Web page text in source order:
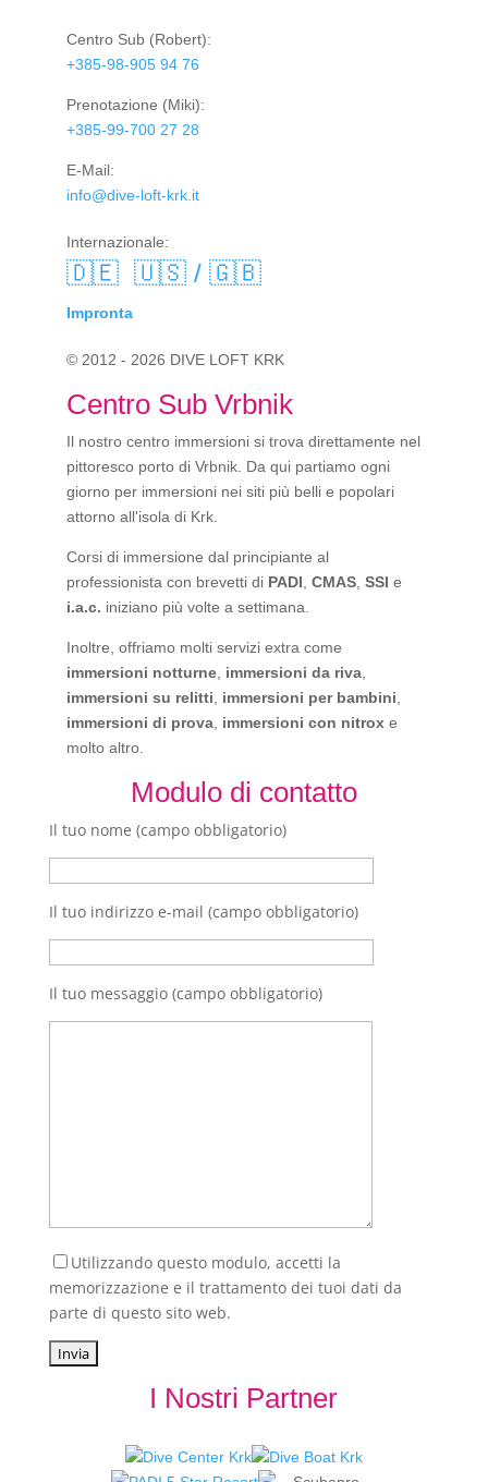
Centro Sub(Robert):
+385-98-905 94 76
Prenotazione (Miki):
+385-99-700 27 28
E-Mail:
info@dive-loft-krk.it
Internazionale:
🇩🇪 🇺🇸 / 🇬🇧
Impronta
© 2012 - 2026 DIVE LOFT KRK
Centro Sub Vrbnik
Il nostro centro immersioni si trova direttamente nel
pittoresco porto di Vrbnik. Da qui partiamo ogni
giorno per immersioni nei siti più belli e popolari
attorno all'isola di Krk.
Corsi di immersione dal principiante al
professionista con brevetti di PADI CMAS, SSI e
i.a.c. iniziano più volte a settimana.
Inoltre, offriamo molti servizi extra come
immersioni notturne, immersioni da riva,
immersioni su relitti
immersioni per bambini
immersioni di prova, immersioni con nitroxe
molto altro.
Modulo di contatto
Il tuo nome (campo obbligatorio)
Il tuo indirizzo e-mail (campo obbligatorio)
Il tuo messaggio (campo obbligatorio)
Utilizzando questo modulo, accetti la
memorizzazione e il trattamento dei tuoi dati da
parte di questo sito web.
I Nostri Partner